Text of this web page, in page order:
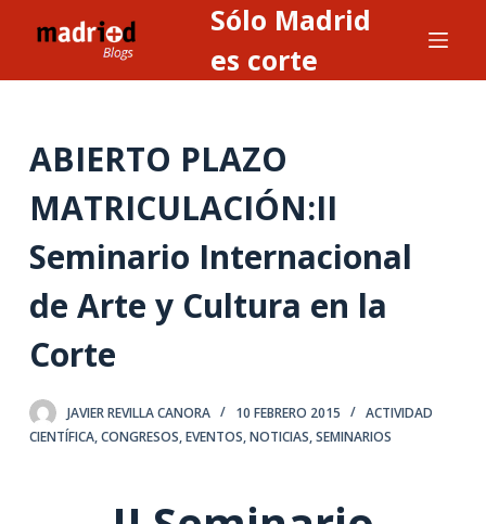
l
n
d
Sólo Madrid
es corte
ABIERTO PLAZO
MATRICULACIÓN:II
Seminario Internacional
de Arte y Cultura en la
Corte
JAVIER REVILLA CANORA 10 FEBRERO 2015
ACTIVIDAD
CIENTÍFICA,CONGRESOS,EVENTOS,NOTICIAS,SEMINARIOS